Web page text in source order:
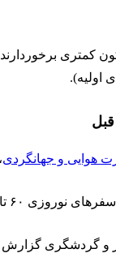
کمتری
اولیه).
هوایی و جهانگردی، سال